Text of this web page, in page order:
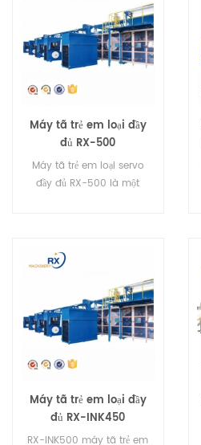
Máy tã trẻ em loại đầy
đủ RX-500
Máy tã trẻ em loại servo
đầy đủ RX-500 là một
lót loại I và tã lót loại T.
Máy tã trẻ em loại đầy
đủ RX-INK450
RX-INK500 máy tã trẻ em